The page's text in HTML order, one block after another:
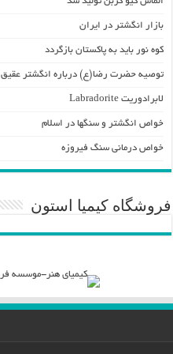
بازار انگشتر در ایران
کوه نور باید به پاکستان بازگردد
توصیه حضرت رضا(ع) درباره انگشتر عقیق
لابرادوریت Labradorite
خواص انگشتر و سنگها در اسلام
خواص درمانی سنگ فیروزه
فروشگاه کیمیا استون